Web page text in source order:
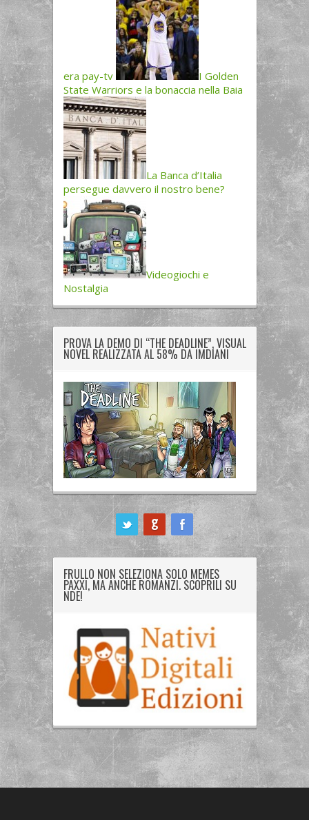
era pay-tv
I Golden
State Warriors e la bonaccia nella Baia
La Banca d’Italia
persegue davvero il nostro bene?
Videogiochi e
Nostalgia
PROVA LA DEMO DI “THE DEADLINE”, VISUAL
NOVEL REALIZZATA AL 58% DA IMDIANI
FRULLO NON SELEZIONA SOLO MEMES
PAXXI, MA ANCHE ROMANZI. SCOPRILI SU
NDE!